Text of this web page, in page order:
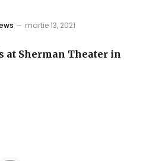
martie 13, 2021
at Sherman Theater in